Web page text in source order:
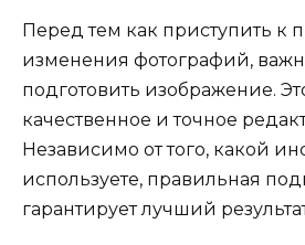
Перед тем как приступить к
изменения фотографий,
подготовить изображение.
качественное и точное
Независимо от того, какой
используете, правильная
гарантирует лучший